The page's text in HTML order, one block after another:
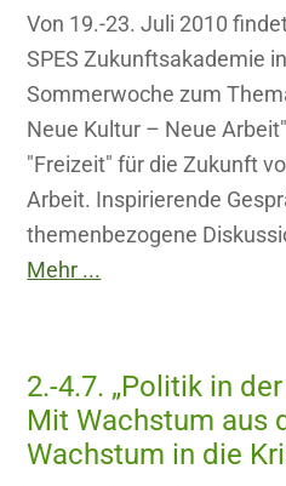
Von 19.-23. Juli 2010
SPES Zukunftsakademie
Sommerwoche zum
Neue Kultur – Neue
"Freizeit" für die Zukunft
Arbeit. Inspirierende
themenbezogene
Mehr ...
2.-4.7. „Politik in
Mit Wachstum aus
Wachstum in die